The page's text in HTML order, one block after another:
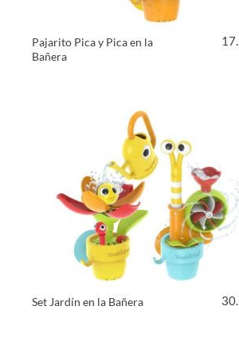
Pajarito Pica y Pica en la
Bañera
Set Jardín en la Bañera